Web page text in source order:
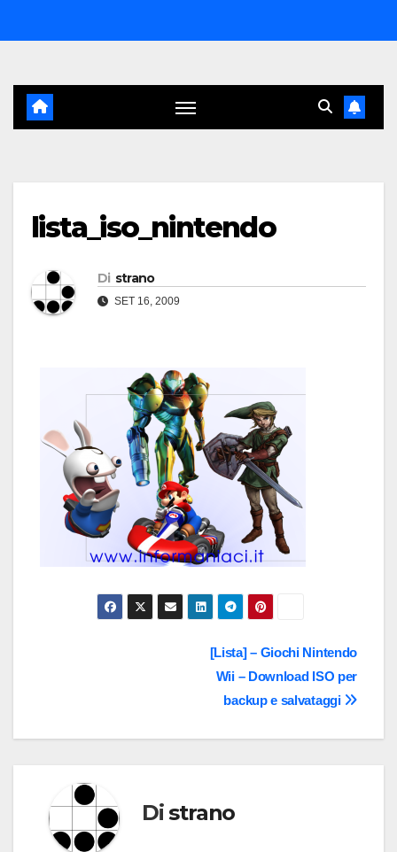
al
lista_iso_nintendo
Di strano
SET 16, 2009
[Lista] – Giochi Nintendo
Wii – Download ISO per
backup e salvataggi
Distrano